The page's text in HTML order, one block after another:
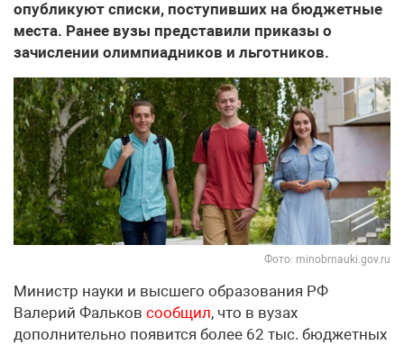
опубликуют списки, поступивших на бюджетные
места. Ранее вузы представили приказы о
зачислении олимпиадников и льготников.
Фото: minobrnauki.gov.ru
Министр науки и высшего образования РФ
Валерий Фальков сообщил, что в вузах
дополнительно появится более 62 тыс. бюджетных